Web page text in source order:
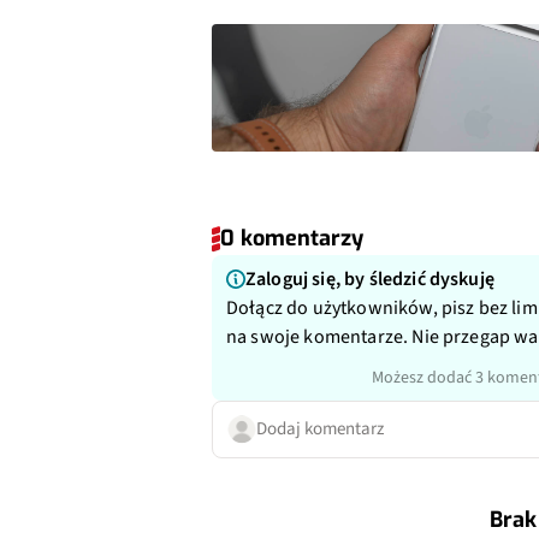
0 komentarzy
Zaloguj się, by śledzić dyskuję
Dołącz do użytkowników, pisz bez
na swoje komentarze. Nie przegap
Możesz dodać 3
Dodaj komentarz